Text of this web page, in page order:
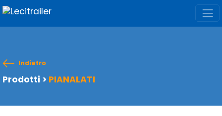
Indietro
Prodotti > PIANALATI